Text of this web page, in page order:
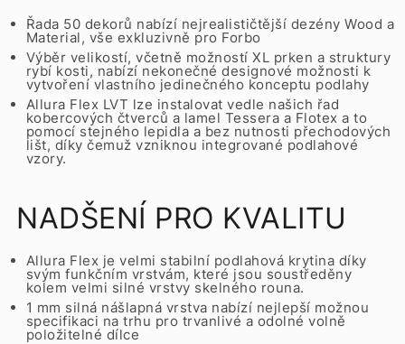
Řada 50 dekorů nabízí nejrealističtější dezény Wood a
Material, vše exkluzivně pro Forbo
Výběr velikostí, včetně možností XL prken a struktury
rybí kosti, nabízí nekonečné designové možnosti k
vytvoření vlastního jedinečného konceptu podlahy
Allura Flex LVT lze instalovat vedle našich řad
kobercových čtverců a lamel Tessera a Flotex a to
pomocí stejného lepidla a bez nutnosti přechodových
lišt, díky čemuž vzniknou integrované podlahové
vzory.
NADŠENÍ PRO KVALITU
Allura Flex je velmi stabilní podlahová krytina díky
svým funkčním vrstvám, které jsou soustředěny
kolem velmi silné vrstvy skelného rouna.
1 mm silná nášlapná vrstva nabízí nejlepší možnou
specifikaci na trhu pro trvanlivé a odolné volně
položitelné dílce